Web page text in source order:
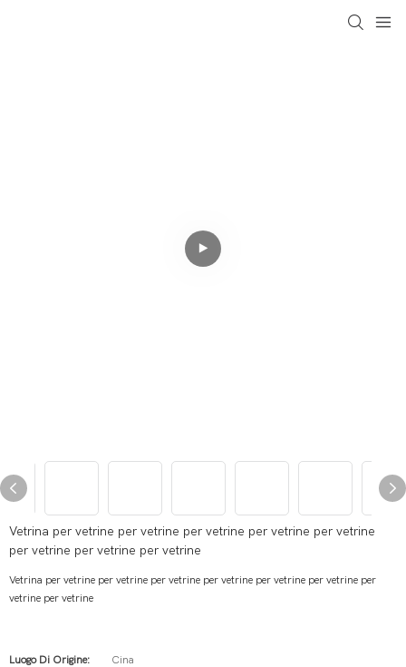
Vetrina per vetrine per vetrine per vetrine per vetrine per vetrine
per vetrine per vetrine per vetrine
Vetrina per vetrine per vetrine per vetrine per vetrine per vetrine per vetrine per
vetrine per vetrine
Luogo Di Origine: Cina